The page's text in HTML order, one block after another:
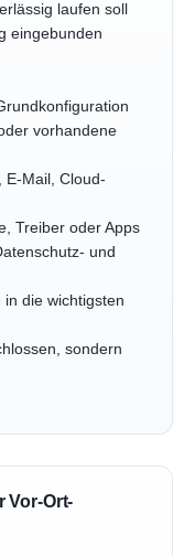
laufen soll
eingebunden
vorhandene
E-Mail, Cloud-
Treiber oder Apps
und
in die wichtigsten
sondern
Vor-Ort-